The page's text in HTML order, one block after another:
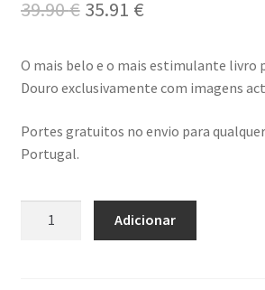
Exposições
39.90€ O
original
39.90 €.
35.91 €O
atual
35.91 €.
O mais belo e o mais estimulante livro
Douro exclusivamente com imagens
Portes gratuitos no envio para
Portugal.
Adicionar